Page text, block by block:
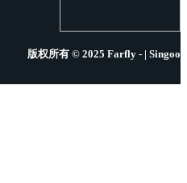
版权所有 © 2025 Farfly - | Singoo